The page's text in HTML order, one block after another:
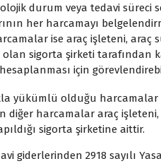
durum veya tedavi süreci
her harcamayı
ise araç işleteni,
olan sigorta şirketi tarafından
için
yükümlü olduğu harcamalar
diğer harcamalar araç
sigorta şirketine aittir.
giderlerinden 2918 sayılı